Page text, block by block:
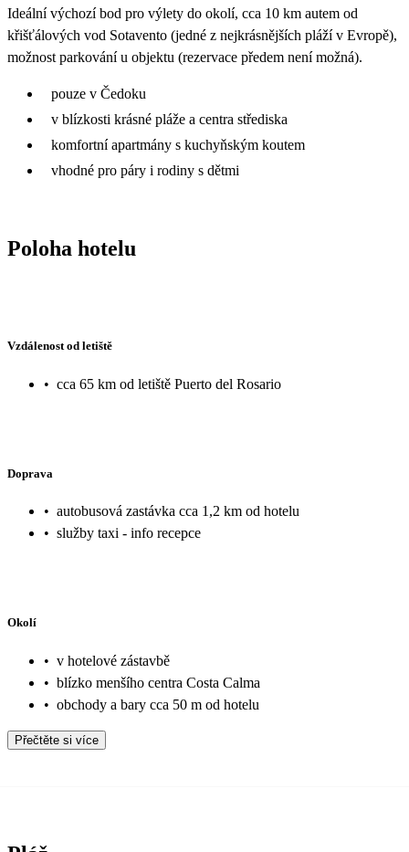
Ideální výchozí bod pro výlety do okolí, cca 10 km autem od
křišťálových vod Sotavento (jedné z nejkrásnějších pláží v Evropě),
možnost parkování u objektu (rezervace předem není možná).
pouze v Čedoku
v blízkosti krásné pláže a centra střediska
komfortní apartmány s kuchyňským koutem
vhodné pro páry i rodiny s dětmi
Poloha hotelu
Vzdálenost od letiště
• cca 65 km od letiště Puerto del Rosario
Doprava
• autobusová zastávka cca 1,2 km od hotelu
• služby taxi - info recepce
Okolí
• v hotelové zástavbě
• blízko menšího centra Costa Calma
• obchody a bary cca 50 m od hotelu
Přečtěte si více